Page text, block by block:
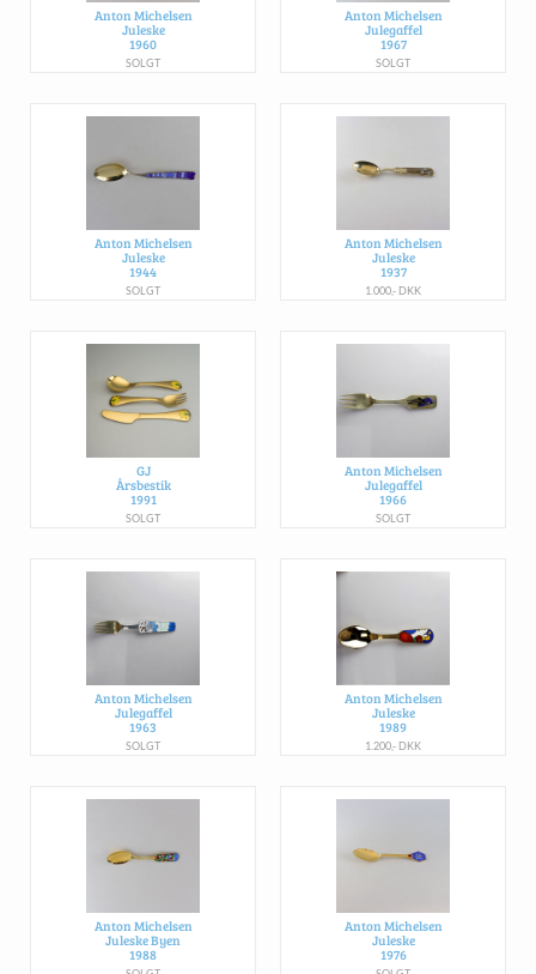
Anton Michelsen
Juleske
1960
SOLGT
Anton Michelsen
Julegaffel
1967
SOLGT
Anton Michelsen
Juleske
1944
SOLGT
Anton Michelsen
Juleske
1937
1.000,- DKK
GJ
Årsbestik
1991
SOLGT
Anton Michelsen
Julegaffel
1966
SOLGT
Anton Michelsen
Julegaffel
1963
SOLGT
Anton Michelsen
Juleske
1989
1.200,- DKK
Anton Michelsen
Juleske Byen
1988
Anton Michelsen
Juleske
1976